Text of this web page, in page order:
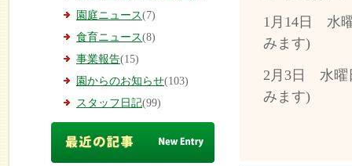
園庭ニュース(7)
食育ニュース(8)
事業報告(15)
園からのお知らせ(103)
スタッフ日記(99)
1月14日 水
みます)
2月3日 水曜
みます)